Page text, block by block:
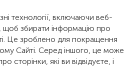
технології, включаючи веб-
збирати інформацію про
Це зроблено для покращення
Сайті. Серед іншого, це може
сторінки, які ви відвідуєте, і